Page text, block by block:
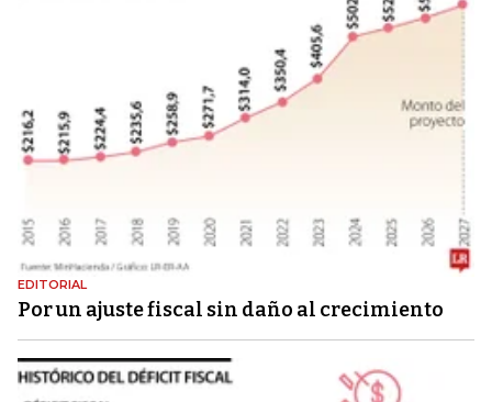
EDITORIAL
Por un ajuste fiscal sin daño al crecimiento